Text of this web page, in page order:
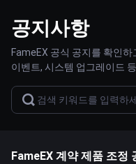
공지사항
FameEX 공식 공지를 확인
이벤트, 시스템 업그레이드
FameEX 계약 제품 조